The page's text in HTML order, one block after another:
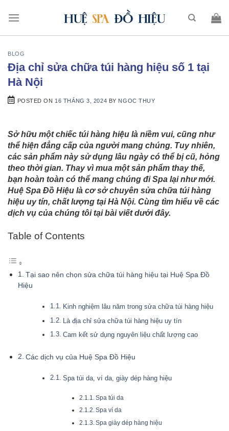
BLOG
Địa chỉ sửa chữa túi hàng hiệu số 1 tại
Hà Nội
POSTED ON 16 THÁNG 3, 2024 BY NGOC THUY
Sở hữu một chiếc túi hàng hiệu là niềm vui, cũng như
thể hiện đẳng cấp của người mang chúng. Tuy nhiên,
các sản phẩm này sử dụng lâu ngày có thể bị cũ, hỏng
theo thời gian. Thay vì mua một sản phẩm thay thế,
bạn hoàn toàn có thể mang chúng đi Spa lại như mới.
Huệ Spa Đồ Hiệu là cơ sở chuyên sửa chữa túi hàng
hiệu uy tín, chất lượng tại Hà Nội. Cùng tìm hiểu về các
dịch vụ của chúng tôi tại bài viết dưới đây.
Table of Contents
Tại sao nên chọn sửa chữa túi hàng hiệu tại Huệ Spa Đồ
Hiệu
Kinh nghiệm lâu năm trong sửa chữa túi hàng hiệu
Là địa chỉ sửa chữa túi hàng hiệu uy tín
Cam kết sử dụng nguyên liệu chất lượng cao
Các dịch vụ của Huệ Spa Đồ Hiệu
Spa túi da, ví da, giày dép hàng hiệu
Spa túi da
Spa ví da
Spa giày dép hàng hiệu